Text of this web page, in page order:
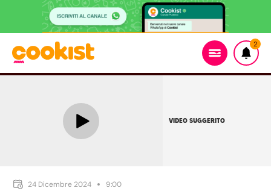
2
VIDEO SUGGERITO
24 Dicembre 2024 9:00